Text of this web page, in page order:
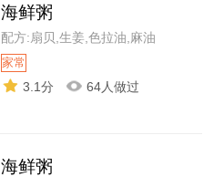
海鲜粥
配方:扇贝,生姜,色拉油,麻油
家常
3.1分 64人做过
海鲜粥